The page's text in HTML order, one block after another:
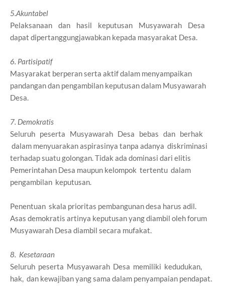
5.Akuntabel
Pelaksanaan dan hasil keputusan Musyawarah Desa
dapat dipertanggungjawabkan kepada masyarakat Desa.
6. Partisipatif
Masyarakat berperan serta aktif dalam menyampaikan
pandangan dan pengambilan keputusan dalam Musyawarah
Desa.
7. Demokratis
Seluruh peserta Musyawarah Desa bebas dan berhak
dalam menyuarakan aspirasinya tanpa adanya diskriminasi
terhadap suatu golongan. Tidak ada dominasi dari elitis
Pemerintahan Desa maupun kelompok tertentu dalam
pengambilan keputusan.
Penentuan skala prioritas pembangunan desa harus adil.
Asas demokratis artinya keputusan yang diambil oleh forum
Musyawarah Desa diambil secara mufakat.
8. Kesetaraan
Seluruh peserta Musyawarah Desa memiliki kedudukan,
hak, dan kewajiban yang sama dalam penyampaian pendapat.